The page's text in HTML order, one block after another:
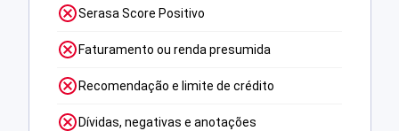
Serasa Score Positivo
Faturamento ou renda presumida
Recomendação e limite de crédito
Dívidas, negativas e anotações